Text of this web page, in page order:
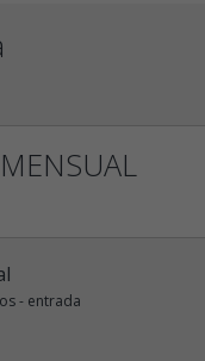
- entrada